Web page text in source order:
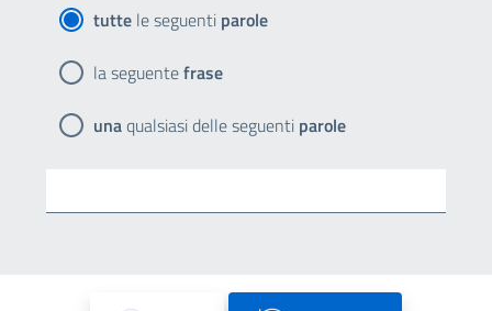
tutte le seguenti parole
la seguentefrase
unaqualsiasi delle seguenti parole